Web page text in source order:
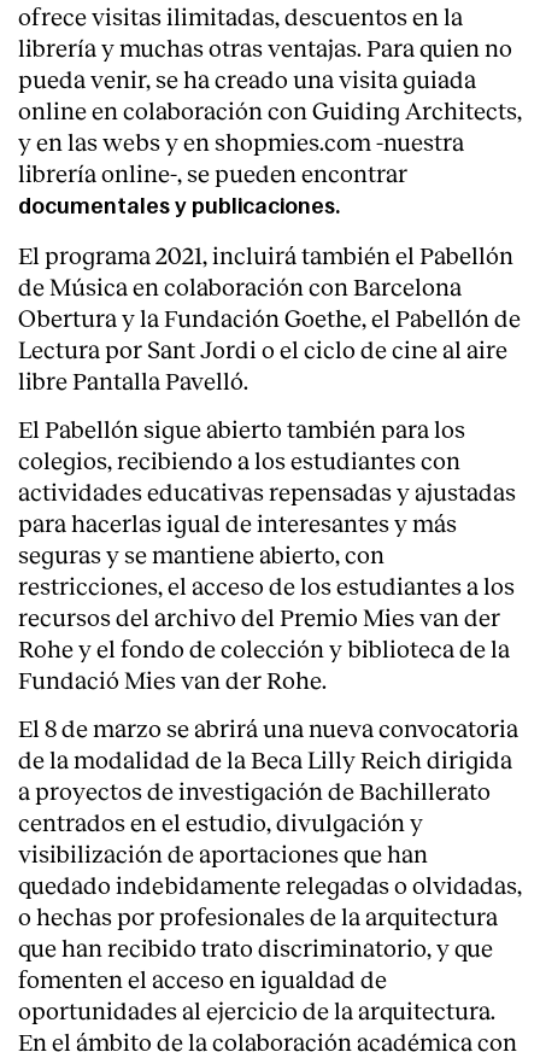
ofrece visitas ilimitadas, descuentos en la
librería y muchas otras ventajas. Para quien no
pueda venir, se ha creado una visita guiada
online en colaboración con Guiding Architects,
y en las webs y en shopmies.com -nuestra
librería online-, se pueden encontrar
documentales y publicaciones.
El programa 2021, incluirá también el Pabellón
de Música en colaboración con Barcelona
Obertura y la Fundación Goethe, el Pabellón de
Lectura por Sant Jordi o el ciclo de cine al aire
libre Pantalla Pavelló.
El Pabellón sigue abierto también para los
colegios, recibiendo a los estudiantes con
actividades educativas repensadas y ajustadas
para hacerlas igual de interesantes y más
seguras y se mantiene abierto, con
restricciones, el acceso de los estudiantes a los
recursos del archivo del Premio Mies van der
Rohe y el fondo de colección y biblioteca de la
Fundació Mies van der Rohe.
El 8 de marzo se abrirá una nueva convocatoria
de la modalidad de la Beca Lilly Reich dirigida
a proyectos de investigación de Bachillerato
centrados en el estudio, divulgación y
visibilización de aportaciones que han
quedado indebidamente relegadas o olvidadas,
o hechas por profesionales de la arquitectura
que han recibido trato discriminatorio, y que
fomenten el acceso en igualdad de
oportunidades al ejercicio de la arquitectura.
En el ámbito de la colaboración académica con